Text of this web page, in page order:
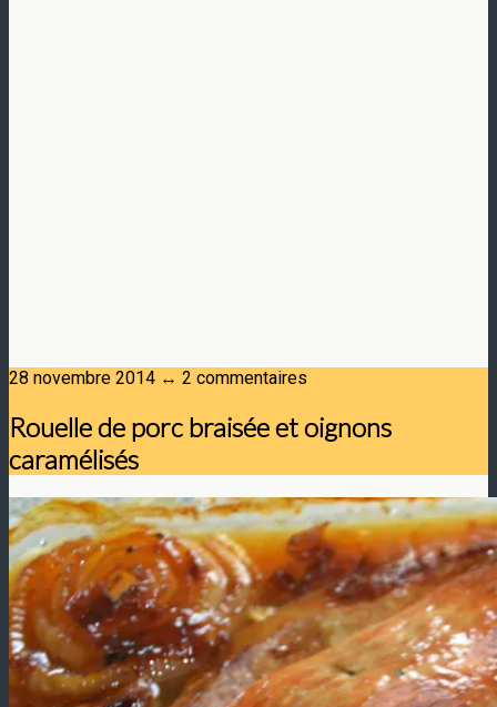
28 novembre 2014 ↔ 2 commentaires
Rouelle de porc braisée et oignons
caramélisés